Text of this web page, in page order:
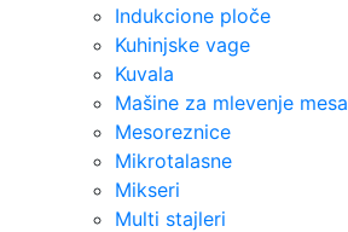
Indukcione ploče
Kuhinjske vage
Kuvala
Mašine za mlevenje mesa
Mesoreznice
Mikrotalasne
Mikseri
Multi stajleri